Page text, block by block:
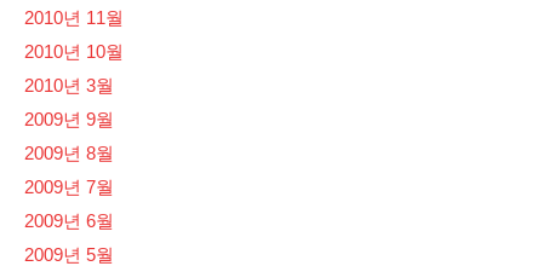
2010년 11월
2010년 10월
2010년 3월
2009년 9월
2009년 8월
2009년 7월
2009년 6월
2009년 5월